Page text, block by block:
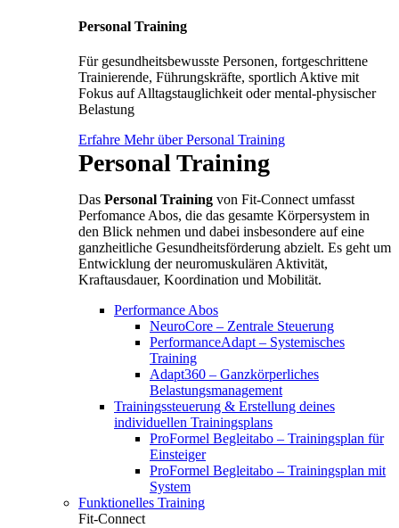
Personal Training
Für gesundheitsbewusste Personen, fortgeschrittene
Trainierende, Führungskräfte, sportlich Aktive mit
Fokus auf Alltagstauglichkeit oder mental-physischer
Belastung
Erfahre Mehr über Personal Training
Personal Training
Das Personal Training von Fit-Connect umfasst
Perfomance Abos, die das gesamte Körpersystem in
den Blick nehmen und dabei insbesondere auf eine
ganzheitliche Gesundheitsförderung abzielt. Es geht um
Entwicklung der neuromuskulären Aktivität,
Kraftausdauer, Koordination und Mobilität.
Performance Abos
NeuroCore – Zentrale Steuerung
PerformanceAdapt – Systemisches
Training
Adapt360 – Ganzkörperliches
Belastungsmanagement
Trainingssteuerung & Erstellung deines
individuellen Trainingsplans
ProFormel Begleitabo – Trainingsplan für
Einsteiger
ProFormel Begleitabo – Trainingsplan mit
System
Funktionelles Training
Fit-Connect